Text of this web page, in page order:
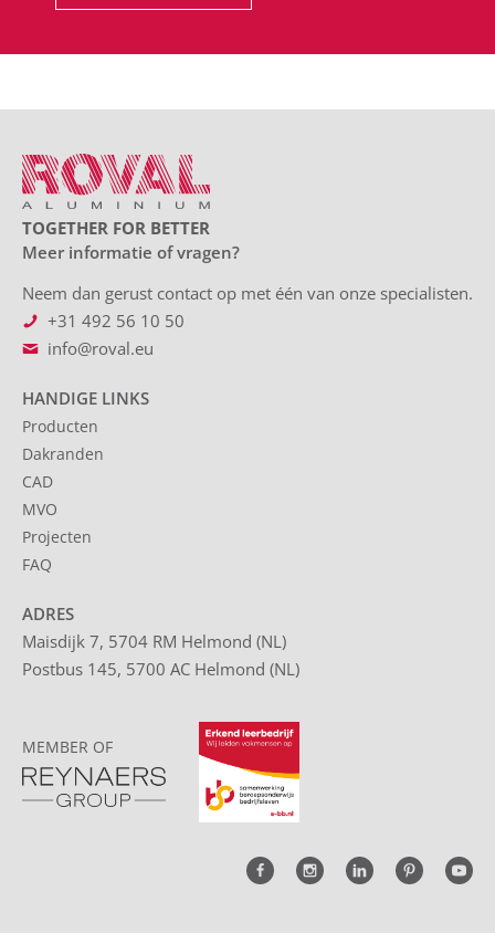
TOGETHER FOR BETTER
Meer informatie of vragen?
Neem dan gerust contact op met één van onze specialisten.
+31 492 56 10 50
info@roval.eu
HANDIGE LINKS
Producten
Dakranden
CAD
MVO
Projecten
FAQ
ADRES
Maisdijk 7, 5704 RM Helmond (NL)
Postbus 145, 5700 AC Helmond (NL)
MEMBER OF